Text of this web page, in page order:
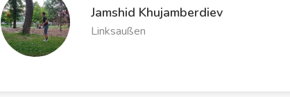
Jamshid Khujamberdiev
Linksaußen